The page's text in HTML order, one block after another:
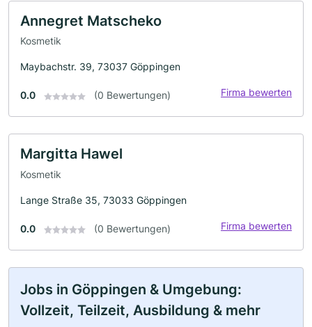
Annegret Matscheko
Kosmetik
Maybachstr. 39, 73037 Göppingen
0.0 (0 Bewertungen) Firma bewerten
Margitta Hawel
Kosmetik
Lange Straße 35, 73033 Göppingen
0.0 (0 Bewertungen) Firma bewerten
Jobs in Göppingen & Umgebung:
Vollzeit, Teilzeit, Ausbildung & mehr